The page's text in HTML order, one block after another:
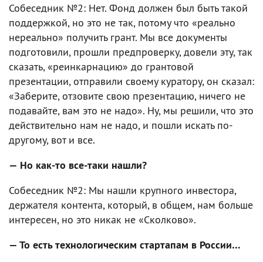
Собеседник №2: Нет. Фонд должен был быть такой
поддержкой, но это не так, потому что «реально
нереально» получить грант. Мы все документы
подготовили, прошли предпроверку, довели эту, так
сказать, «реинкарнацию» до грантовой
презентации, отправили своему куратору, он сказал:
«Заберите, отзовите свою презентацию, ничего не
подавайте, вам это не надо». Ну, мы решили, что это
действительно нам не надо, и пошли искать по-
другому, вот и все.
— Но как-то все-таки нашли?
Собеседник №2: Мы нашли крупного инвестора,
держателя контента, который, в общем, нам больше
интересен, но это никак не «Сколково».
— То есть технологическим стартапам в России…